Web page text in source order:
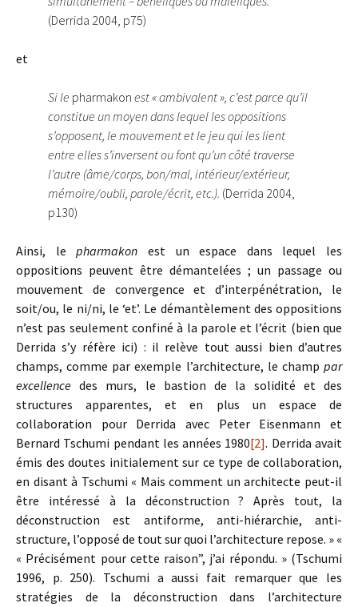
(Derrida 2004, p75)
et
Si le pharmakon est « ambivalent », c’est parce qu’il
constitue un moyen dans lequel les oppositions
s’opposent, le mouvement et le jeu qui les lient
entre elles s’inversent ou font qu’un côté traverse
l’autre (âme/corps, bon/mal, intérieur/extérieur,
mémoire/oubli, parole/écrit, etc.). (Derrida 2004,
p130)
Ainsi, lepharmakon est un espace dans lequel les
oppositions peuvent être démantelées ; un passage ou
mouvement de convergence et d’interpénétration, le
soit/ou, le ni/ni, le ‘et’. Le démantèlement des oppositions
n’est pas seulement confiné à la parole et l’écrit (bien que
Derrida s’y réfère ici) : il relève tout aussi bien d’autres
champs, comme par exemple l’architecture, le champ par
excellence des murs, le bastion de la solidité et des
structures apparentes, et en plus un espace de
collaboration pour Derrida avec Peter Eisenmann et
Bernard Tschumi pendant les années 1980[2]. Derrida avait
émis des doutes initialement sur ce type de collaboration,
en disant à Tschumi « Mais comment un architecte peut-il
être intéressé à la déconstruction ? Après tout, la
déconstruction est antiforme, anti-hiérarchie, anti-
structure, l’opposé de tout sur quoi l’architecture repose. » «
« Précisément pour cette raison”, j’ai répondu. » (Tschumi
1996, p. 250). Tschumi a aussi fait remarquer que les
stratégies de la déconstruction dans l’architecture